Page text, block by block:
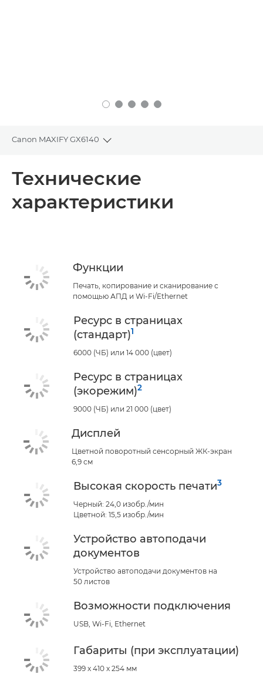
Canon MAXIFY GX6140
Toggle breadcrumbs
Технические характеристики
Технические
характеристики
Функции
Печать, копирование и сканирование с
помощью АПД и Wi-Fi/Ethernet
Ресурс в страницах
(стандарт)1
6000 (ЧБ) или 14 000 (цвет)
Ресурс в страницах
(экорежим)2
9000 (ЧБ) или 21 000 (цвет)
Дисплей
Цветной поворотный сенсорный ЖК-экран
6,9 см
Высокая скорость печати3
Черный: 24,0 изобр./мин
Цветной: 15,5 изобр./мин
Устройство автоподачи
документов
Устройство автоподачи документов на
50 листов
Возможности подключения
USB, Wi-Fi, Ethernet
Габариты (при эксплуатации)
399 x 410 x 254 мм